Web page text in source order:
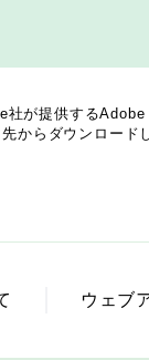
が提供するAdobe
からダウンロード
ウェブ